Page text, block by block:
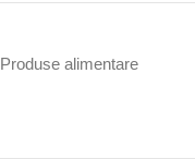
Produse alimentare